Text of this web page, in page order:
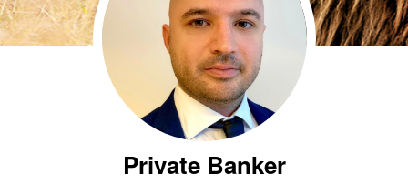
Private Banker